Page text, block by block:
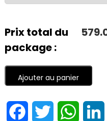
Prix total du
package :
Ajouter au panier
FacebookTwitter